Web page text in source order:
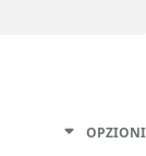
OPZIONI